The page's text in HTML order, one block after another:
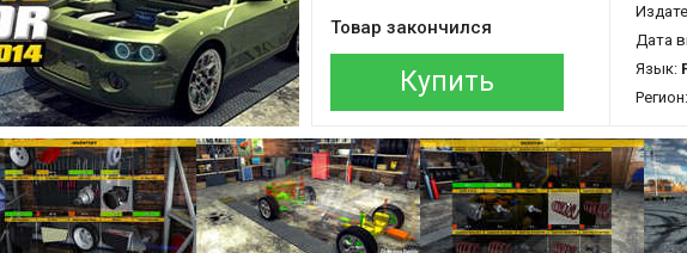
Товар закончился
Купить
Дата
Язык:
Регион: